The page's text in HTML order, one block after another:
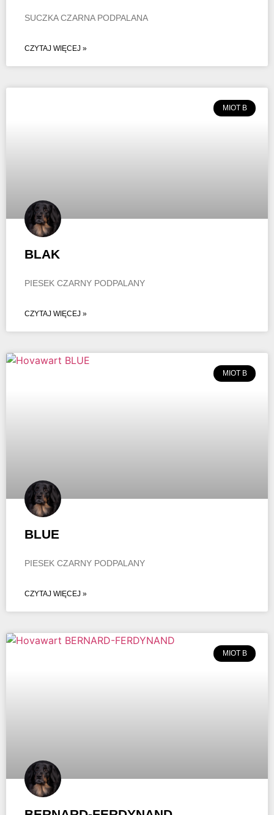
SUCZKA CZARNA PODPALANA
CZYTAJ WIĘCEJ »
MIOT B
BLAK
PIESEK CZARNY PODPALANY
CZYTAJ WIĘCEJ »
MIOT B
BLUE
PIESEK CZARNY PODPALANY
CZYTAJ WIĘCEJ »
MIOT B